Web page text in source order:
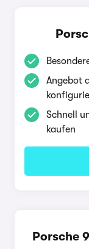
Angebot
Schnell
kaufen
Porsche